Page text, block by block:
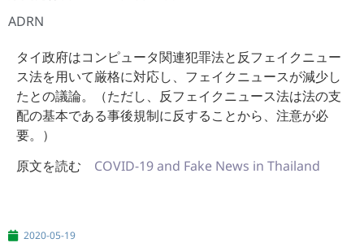
ADRN
タイ政府はコンピュータ関連犯罪法と反フェイクニュー
ス法を用いて厳格に対応し、フェイクニュースが減少し
たとの議論。（ただし、反フェイクニュース法は法の支
配の基本である事後規制に反することから、注意が必
要。）
原文を読む COVID-19 and Fake News in Thailand
2020-05-19